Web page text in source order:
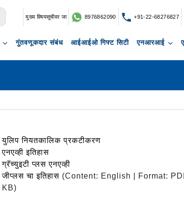
मुख्य विषयसूचीवर जा 8976862090 +91-22-68276827
गुंतवणूकदार संबंध आईआईओ गिफ्ट सिटी एनआरआई
युलिप नियतकालिक प्रकटीकरण
एनएव्ही इतिहास
ग्रॅच्युइटी प्लस एनएव्ही
जीप्लस चा इतिहास (Content: English | Format:
KB)